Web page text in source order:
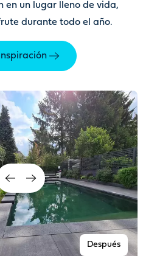
en un lugar lleno de vida,
durante todo el año.
Después